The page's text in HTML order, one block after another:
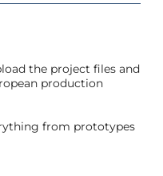
the project files and
production
from prototypes